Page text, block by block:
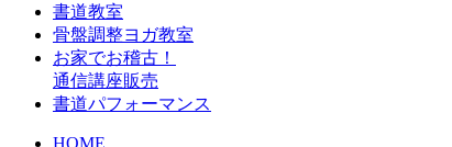
書道教室
骨盤調整ヨガ教室
お家でお稽古！
通信講座販売
書道パフォーマンス